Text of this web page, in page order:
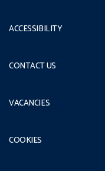
ACCESSIBILITY
CONTACT US
VACANCIES
COOKIES